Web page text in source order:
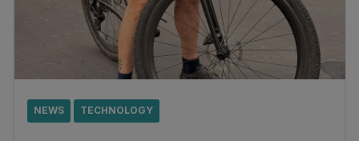
NEWS TECHNOLOGY